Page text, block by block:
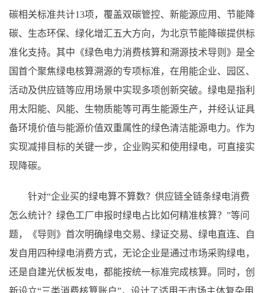
碳相关标准共计13项，覆盖双碳管控、新能源应用、节能降
碳、生态环保、绿化增汇五大方向，为北京节能降碳提供标
准化支持。其中《绿色电力消费核算和溯源技术导则》是全
国首个聚焦绿电核算溯源的专项标准，在用能企业、园区、
活动及供应链等应用场景中实现多项创新突破。绿电是指利
用太阳能、风能、生物质能等可再生能源生产，并经认证具
备环境价值与能源价值双重属性的绿色清洁能源电力。作为
实现减排目标的关键一步，企业购买和使用绿电，可直接实
现降碳。
针对“企业买的绿电算不算数？供应链全链条绿电消费
怎么统计？绿色工厂申报时绿电占比如何精准核算？”等问
题，《导则》首次明确绿电交易、绿证交易、绿电直连、自
发自用四种绿电消费方式，无论企业是通过市场采购绿电，
还是自建光伏板发电，都能按统一标准完成核算。同时，创
新设立“三类消费核算账户”，设计了适用于市场主体复杂用